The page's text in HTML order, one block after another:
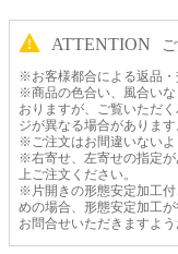
ATTENTION
※お客様都合による返品・
※商品の色合い、風合い
おりますが、ご覧いただ
ジが異なる場合があります
※ご注文はお間違いないよ
※右寄せ、左寄せの指定
上ご注文ください。
※片開きの形態安定加工
めの場合、形態安定加工
お問合せいただきますよう